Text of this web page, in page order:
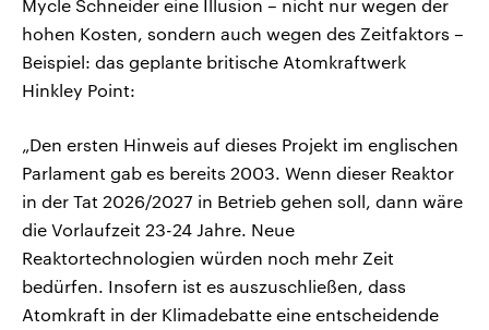
Mycle Schneider eine Illusion – nicht nur wegen der
hohen Kosten, sondern auch wegen des Zeitfaktors –
Beispiel: das geplante britische Atomkraftwerk
Hinkley Point:
„Den ersten Hinweis auf dieses Projekt im englischen
Parlament gab es bereits 2003. Wenn dieser Reaktor
in der Tat 2026/2027 in Betrieb gehen soll, dann wäre
die Vorlaufzeit 23-24 Jahre. Neue
Reaktortechnologien würden noch mehr Zeit
bedürfen. Insofern ist es auszuschließen, dass
Atomkraft in der Klimadebatte eine entscheidende